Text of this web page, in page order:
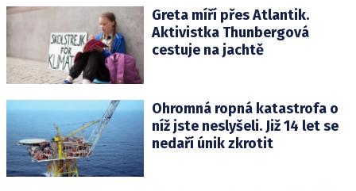
Greta míří přes Atlantik.
Aktivistka Thunbergová
cestuje na jachtě
Ohromná ropná katastrofa o
níž jste neslyšeli. Již 14 let se
nedaří únik zkrotit